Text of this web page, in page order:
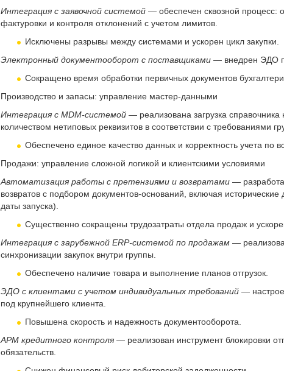
Интеграция с заявочной системой— обеспечен сквозной процесс:
фактуровки и контроля отклонений с учетом лимитов.
Исключены разрывы между системами и ускорен цикл закупки.
Электронный документооборот с поставщиками— внедрен ЭДО
Сокращено время обработки первичных документов
Производство и запасы: управление мастер-данными
Интеграция с MDM-системой— реализована загрузка
количеством нетиповых реквизитов в соответствии с требованиями
Обеспечено единое качество данных и корректность учета по
Продажи: управление сложной логикой и клиентскими условиями
Автоматизация работы с претензиями и возвратами—
возвратов с подбором документов-оснований, включая
даты запуска).
Существенно сокращены трудозатраты отдела продаж и
Интеграция с зарубежной ERP-системой по продажам—
синхронизации закупок внутри группы.
Обеспечено наличие товара и выполнение планов отгрузок.
ЭДО с клиентами с учетом индивидуальных требований—
под крупнейшего клиента.
Повышена скорость и надежность документооборота.
АРМ кредитного контроля— реализован инструмент блокировки
обязательств.